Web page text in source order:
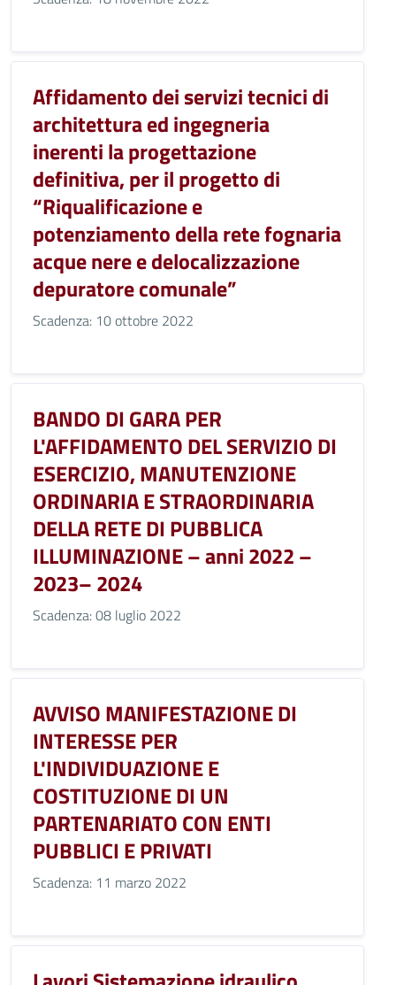
Affidamento dei servizi tecnici di
architettura ed ingegneria
inerenti la progettazione
definitiva, per il progetto di
“Riqualificazione e
potenziamento della rete fognaria
acque nere e delocalizzazione
depuratore comunale”
Scadenza: 10 ottobre 2022
BANDO DI GARA PER
L'AFFIDAMENTO DEL SERVIZIO DI
ESERCIZIO, MANUTENZIONE
ORDINARIA E STRAORDINARIA
DELLA RETE DI PUBBLICA
ILLUMINAZIONE – anni 2022 –
2023– 2024
Scadenza: 08 luglio 2022
AVVISO MANIFESTAZIONE DI
INTERESSE PER
L'INDIVIDUAZIONE E
COSTITUZIONE DI UN
PARTENARIATO CON ENTI
PUBBLICI E PRIVATI
Scadenza: 11 marzo 2022